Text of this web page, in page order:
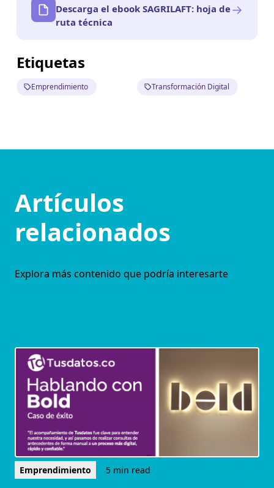
Descarga el ebook SAGRILAFT: hoja de
ruta técnica
→
Etiquetas
Emprendimiento Transformación Digital
Artículos
relacionados
Explora más contenido que podría interesarte
Emprendimiento 5 min read